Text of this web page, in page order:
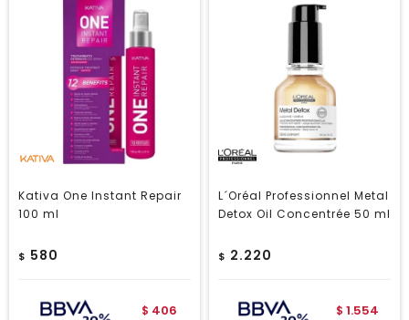
Kativa One Instant Repair
100 ml
$ 580
$ 406
L´Oréal Professionnel Metal
Detox Oil Concentrée 50 ml
$ 2.220
$ 1.554